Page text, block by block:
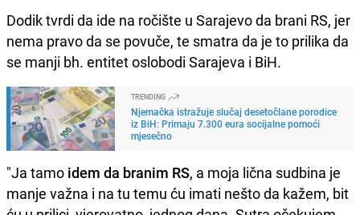
Dodik tvrdi da ide na ročište u Sarajevo da brani RS, jer
nema pravo da se povuče, te smatra da je to prilika da
se manji bh. entitet oslobodi Sarajeva i BiH.
TRENDING
Njemačka istražuje slučaj desetočlane porodice
iz BiH: Primaju 7.300 eura socijalne pomoći
mjesečno
"Ja tamo idem da branim RS, a moja lična sudbina je
manje važna i na tu temu ću imati nešto da kažem, bit